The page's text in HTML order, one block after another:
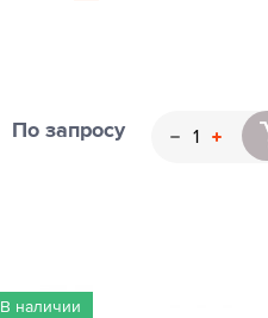
По запросу
В наличии